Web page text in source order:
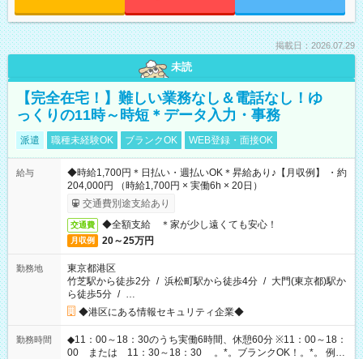
掲載日：2026.07.29
未読
【完全在宅！】難しい業務なし＆電話なし！ゆ
っくりの11時～時短＊データ入力・事務
派遣 職種未経験OK ブランクOK WEB登録・面接OK
給与
◆時給1,700円＊日払い・週払いOK＊昇給あり♪【月収例】 ・約
204,000円 （時給1,700円 × 実働6h × 20日）
交通費別途支給あり
交通費 ◆全額支給 ＊家が少し遠くても安心！
月収例 20～25万円
勤務地
東京都港区
竹芝駅から徒歩2分 / 浜松町駅から徒歩4分 / 大門(東京都)駅か
ら徒歩5分 / …
◆港区にある情報セキュリティ企業◆
勤務時間
◆11：00～18：30のうち実働6時間、休憩60分 ※11：00～18：
00 または 11：30～18：30 。*。ブランクOK！。*。 例え